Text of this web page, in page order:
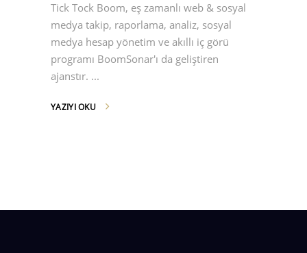
Tick Tock Boom, eş zamanlı web & sosyal
medya takip, raporlama, analiz, sosyal
medya hesap yönetim ve akıllı iç görü
programı BoomSonar'ı da geliştiren
ajanstır.
YAZIYI OKU